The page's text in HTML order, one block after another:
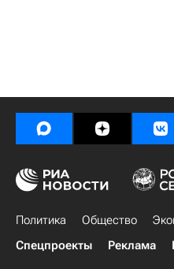
Политика Общество
Спецпроекты
Реклама